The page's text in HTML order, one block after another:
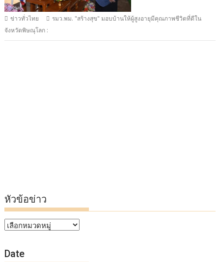
ข่าวทั่วไทย
รมว.พม. "สร้างสุข" มอบบ้านให้ผู้สูงอายุมีคุณภาพชีวิตที่ดีใน
จังหวัดพิษณุโลก :
หัวข้อข่าว
หัวข้อ
Date